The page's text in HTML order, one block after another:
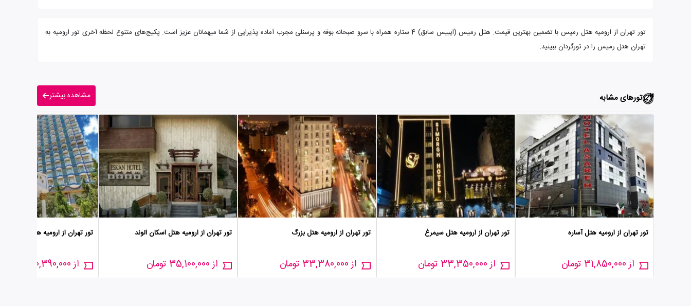
تور تهران از ارومیه هتل رمیس با تضمین بهترین قیمت. هتل رمیس (ایبیس سابق) 4 ستاره همراه با سرو صبحانه بوفه و پرسنلی مجرب آماده پذیرایی از شما میهمانان عزیز است. پکیج‌های متنوع لحظه آخری تور ارومیه به
تهران هتل رمیس را در تورگردان ببینید.
تورهای مشابه مشاهده بیشتر
تور تهران از ارومیه هتل آساره
از 31,850,000 تومان
تور تهران از ارومیه هتل سیمرغ
از 33,350,000 تومان
تور تهران از ارومیه هتل بزرگ
از 33,380,000 تومان
تور تهران از ارومیه هتل اسکان الوند
از 35,100,000 تومان
تور تهران از ارومیه هتل انقلاب
از 30,390,000 تومان